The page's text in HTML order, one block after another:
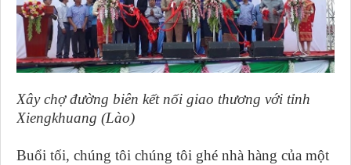
Xây chợ đường biên kết nối giao thương với tỉnh
Xiengkhuang (Lào)
Buổi tối, chúng tôi chúng tôi ghé nhà hàng của một